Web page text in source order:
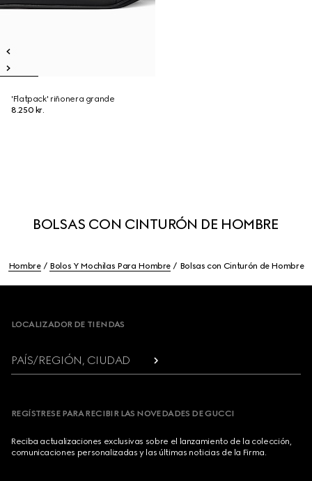
'Flatpack' riñonera grande
8.250 kr.
BOLSAS CON CINTURÓN DE HOMBRE
Hombre Bolos Y Mochilas Para Hombre Bolsas con Cinturón de Hombre
LOCALIZADOR DE TIENDAS
PAÍS/REGIÓN, CIUDAD
REGÍSTRESE PARA RECIBIR LAS NOVEDADES DE GUCCI
Reciba actualizaciones exclusivas sobre el lanzamiento de la colección,
comunicaciones personalizadas y las últimas noticias de la Firma.